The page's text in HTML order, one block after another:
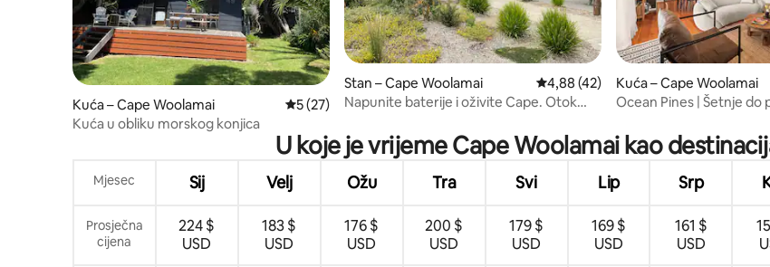
Kuća – Cape Woolamai Prosječna ocjena: 5/5, recenzija: 27
5 (27)
Kuća u obliku morskog konjica
Stan – Cape Woolamai Prosječna ocjena: 4,88/5, recenzija: 42
4,88 (42)
Napunite baterije i oživite Cape. Otok
Kuća – Cape Woolamai
Ocean Pines | Šetnje do
U koje je vrijeme Cape Woolamai kao
Mjesec Sij Velj Ožu Tra Svi Lip Srp
Prosječna
cijena
224 $
USD
183 $
USD
176 $
USD
200 $
USD
179 $
USD
169 $
USD
161 $
USD